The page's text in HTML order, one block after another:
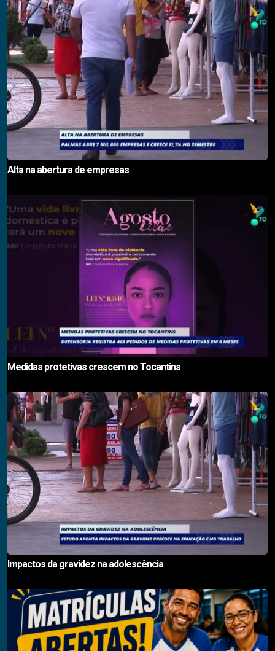
Alta na abertura de empresas
Medidas protetivas crescem no Tocantins
Impactos da gravidez na adolescência